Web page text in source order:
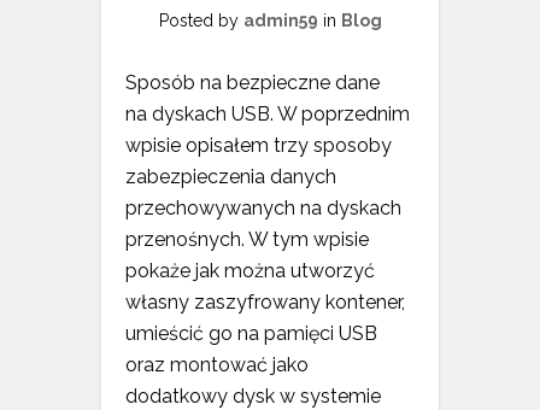
Posted by admin59 in Blog
Sposób na bezpieczne dane
na dyskach USB. W poprzednim
wpisie opisałem trzy sposoby
zabezpieczenia danych
przechowywanych na dyskach
przenośnych. W tym wpisie
pokaże jak można utworzyć
własny zaszyfrowany kontener,
umieścić go na pamięci USB
oraz montować jako
dodatkowy dysk w systemie